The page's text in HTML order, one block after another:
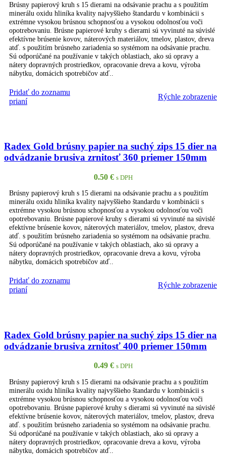
Brúsny papierový kruh s 15 dierami na odsávanie prachu a s použitím
minerálu oxidu hliníka kvality najvyššieho štandardu v kombinácii s
extrémne vysokou brúsnou schopnosťou a vysokou odolnosťou voči
opotrebovaniu. Brúsne papierové kruhy s dierami sú vyvinuté na súvislé
efektívne brúsenie kovov, náterových materiálov, tmelov, plastov, dreva
atď. s použitím brúsneho zariadenia so systémom na odsávanie prachu.
Sú odporúčané na používanie v takých oblastiach, ako sú opravy a
nátery dopravných prostriedkov, opracovanie dreva a kovu, výroba
nábytku, domácich spotrebičov atď..
Pridať do zoznamu
prianí
Rýchle zobrazenie
Radex Gold brúsny papier na suchý zips 15 dier na
odvádzanie brusiva zrnitosť 360 priemer 150mm
0.50 € s DPH
Brúsny papierový kruh s 15 dierami na odsávanie prachu a s použitím
minerálu oxidu hliníka kvality najvyššieho štandardu v kombinácii s
extrémne vysokou brúsnou schopnosťou a vysokou odolnosťou voči
opotrebovaniu. Brúsne papierové kruhy s dierami sú vyvinuté na súvislé
efektívne brúsenie kovov, náterových materiálov, tmelov, plastov, dreva
atď. s použitím brúsneho zariadenia so systémom na odsávanie prachu.
Sú odporúčané na používanie v takých oblastiach, ako sú opravy a
nátery dopravných prostriedkov, opracovanie dreva a kovu, výroba
nábytku, domácich spotrebičov atď..
Pridať do zoznamu
prianí
Rýchle zobrazenie
Radex Gold brúsny papier na suchý zips 15 dier na
odvádzanie brusiva zrnitosť 400 priemer 150mm
0.49 € s DPH
Brúsny papierový kruh s 15 dierami na odsávanie prachu a s použitím
minerálu oxidu hliníka kvality najvyššieho štandardu v kombinácii s
extrémne vysokou brúsnou schopnosťou a vysokou odolnosťou voči
opotrebovaniu. Brúsne papierové kruhy s dierami sú vyvinuté na súvislé
efektívne brúsenie kovov, náterových materiálov, tmelov, plastov, dreva
atď. s použitím brúsneho zariadenia so systémom na odsávanie prachu.
Sú odporúčané na používanie v takých oblastiach, ako sú opravy a
nátery dopravných prostriedkov, opracovanie dreva a kovu, výroba
nábytku, domácich spotrebičov atď..